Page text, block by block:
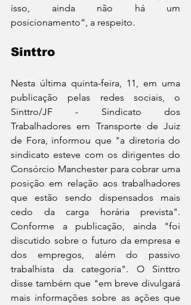
isso, ainda não há um
posicionamento”, a respeito.
Sinttro
Nesta última quinta-feira, 11, em uma
publicação pelas redes sociais, o
Sinttro/JF - Sindicato dos
Trabalhadores em Transporte de Juiz
de Fora, informou que "a diretoria do
sindicato esteve com os dirigentes do
Consórcio Manchester para cobrar uma
posição em relação aos trabalhadores
que estão sendo dispensados mais
cedo da carga horária prevista".
Conforme a publicação, ainda "foi
discutido sobre o futuro da empresa e
dos empregos, além do passivo
trabalhista da categoria". O Sinttro
disse também que "em breve divulgará
mais informações sobre as ações que